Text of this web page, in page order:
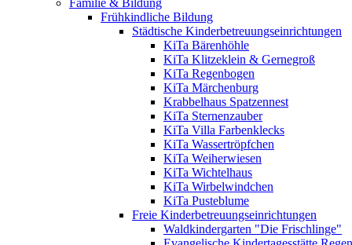
Familie & Bildung
Frühkindliche Bildung
Städtische Kinderbetreuungseinrichtungen
KiTa Bärenhöhle
KiTa Klitzeklein & Gernegroß
KiTa Regenbogen
KiTa Märchenburg
Krabbelhaus Spatzennest
KiTa Sternenzauber
KiTa Villa Farbenklecks
KiTa Wassertröpfchen
KiTa Weiherwiesen
KiTa Wichtelhaus
KiTa Wirbelwindchen
KiTa Pusteblume
Freie Kinderbetreuungseinrichtungen
Waldkindergarten "Die Frischlinge"